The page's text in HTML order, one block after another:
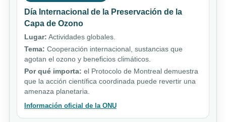
Día Internacional de la Preservación de la
Capa de Ozono
Lugar: Actividades globales.
Tema: Cooperación internacional, sustancias que
agotan el ozono y beneficios climáticos.
Por qué importa: el Protocolo de Montreal demuestra
que la acción científica coordinada puede revertir una
amenaza planetaria.
Información oficial de la ONU